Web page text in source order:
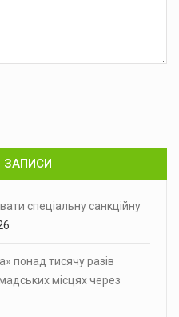
ЗАПИСИ
спеціальну санкційну
понад тисячу разів
місцях через